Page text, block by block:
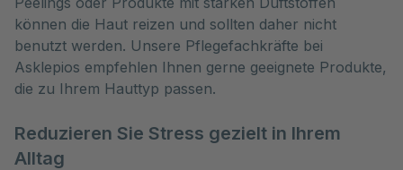
können die Haut reizen und sollten daher nicht
benutzt werden. Unsere Pflegefachkräfte bei
Asklepios empfehlen Ihnen gerne geeignete Produkte,
die zu Ihrem Hauttyp passen.
Reduzieren Sie Stress gezielt in Ihrem
Alltag